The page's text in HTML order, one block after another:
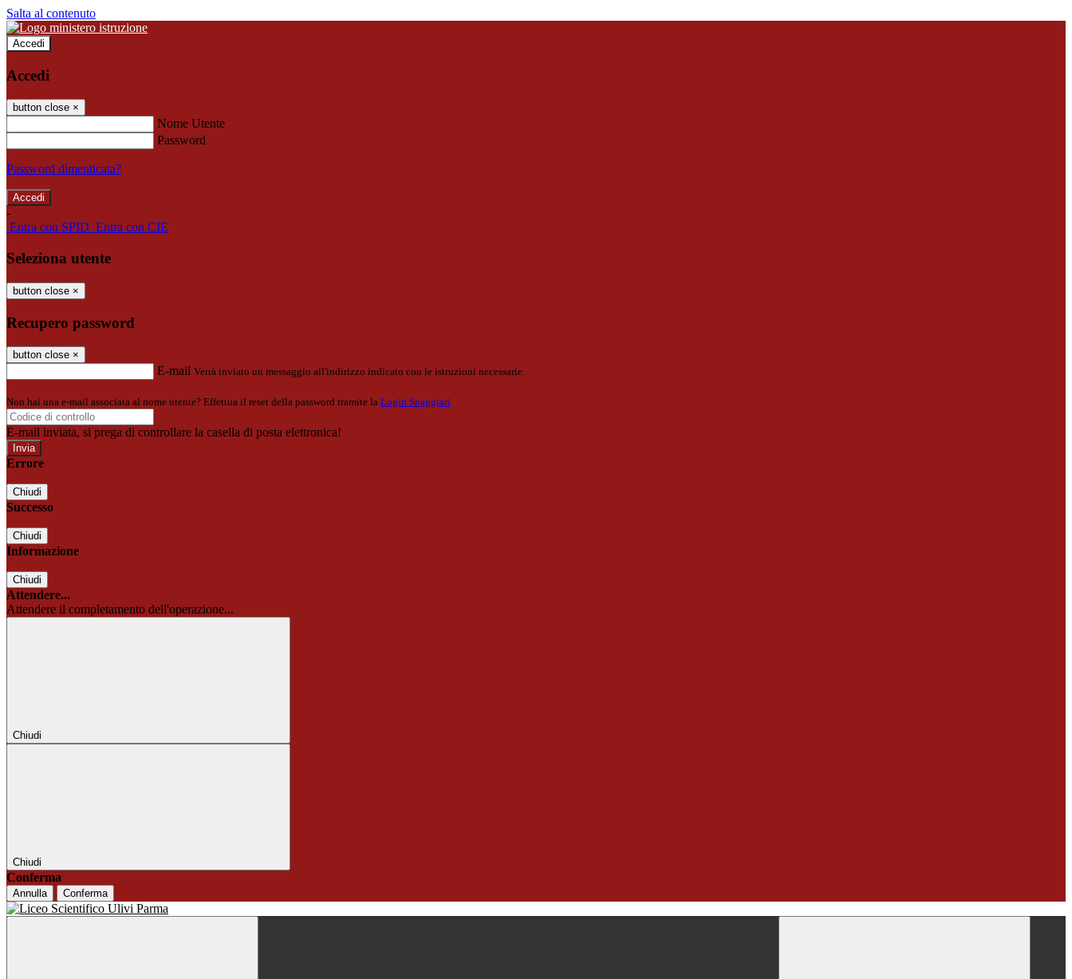
Salta al contenuto
Accedi
Accedi
button close ×
Nome Utente
Password
Password dimenticata?
-
Entra con SPID Entra con CIE
Seleziona utente
button close ×
Recupero password
button close ×
E-mail Verrà inviato un messaggio all'indirizzo indicato con le istruzioni necessarie.
Non hai una e-mail associata al nome utente? Effettua il reset della password tramite la Login Spaggiari
E-mail inviata, si prega di controllare la casella di posta elettronica!
Errore
Chiudi
Successo
Chiudi
Informazione
Chiudi
Attendere...
Attendere il completamento dell'operazione...
Chiudi
Chiudi
Conferma
Annulla Conferma